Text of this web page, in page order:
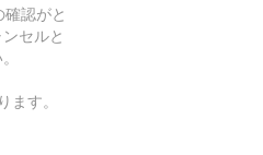
認がと
セルと
す。